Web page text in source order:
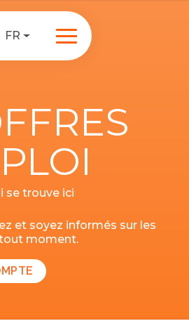
FR
se trouve ici
et soyez informés sur les
moment.